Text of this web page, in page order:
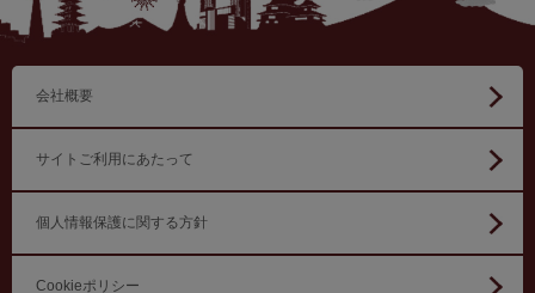
会社概要
サイトご利用にあたって
個人情報保護に関する方針
Cookieポリシー